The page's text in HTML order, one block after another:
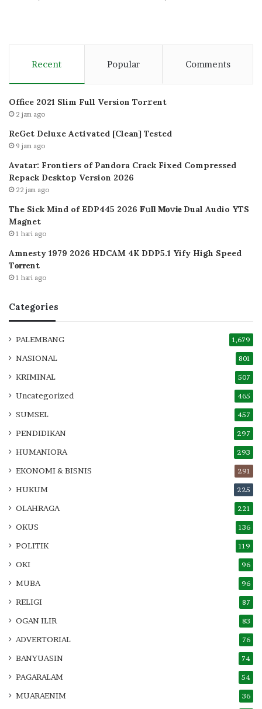
Recent Popular Comments
Office 2021 Slim Full Version Tor𝚛ent
2 jam ago
ReGet Deluxe Activated [Clean] Tested
9 jam ago
Avatar: Frontiers of Pandora Crack Fixed Compressed
Repack Desktop Version 2026
22 jam ago
The Sick Mind of EDP445 2026 𝐅𝚞𝐥𝐥 𝐌𝐨𝚟𝐢𝐞 Dual Audio YTS
Magnet
1 hari ago
Amnesty 1979 2026 HDCAM 4K DDP5.1 Yify High Speed
T𝐨𝐫𝐫ent
1 hari ago
Categories
PALEMBANG 1,679
NASIONAL 801
KRIMINAL 507
Uncategorized 465
SUMSEL 457
PENDIDIKAN 297
HUMANIORA 293
EKONOMI & BISNIS 291
HUKUM 225
OLAHRAGA 221
OKUS 136
POLITIK 119
OKI 96
MUBA 96
RELIGI 87
OGAN ILIR 83
ADVERTORIAL 76
BANYUASIN 74
PAGARALAM 54
MUARAENIM 36